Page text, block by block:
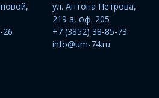
26
ул. Антона Петрова,
219 а, оф. 205
+7 (3852) 38-85-73
info@um-74.ru